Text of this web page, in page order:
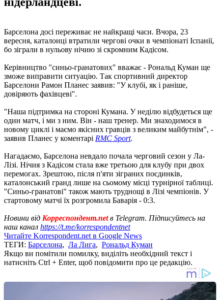
Барселона досі переживає не найкращі часи. Вчора, 23
вересня, каталонці втратили чергові очки в чемпіонаті Іспанії,
бо зіграли в нульову нічию зі скромним Кадісом.
Керівництво "синьо-гранатових" вважає - Рональд Куман ще
зможе виправити ситуацію. Так спортивний директор
Барселони Рамон Планес заявив: "У клубі, як і раніше,
довіряють фахівцеві".
"Наша підтримка на стороні Кумана. У неділю відбудеться ще
один матч, і ми з ним. Він - наш тренер. Ми знаходимося в
новому циклі і маємо якісних гравців з великим майбутнім", -
заявив Планес у коментарі RMC Sport.
Нагадаємо, Барселона невдало почала черговий сезон у Ла-
Лізі. Нічия з Кадісом стала вже третьою для клубу при двох
перемогах. Зрештою, після п'яти зіграних поєдинків,
каталонський гранд лише на сьомому місці турнірної таблиці.
"Синьо-гранатові" також мають труднощі в Лізі чемпіонів. У
стартовому матчі їх розгромила Баварія - 0:3.
Новини від Корреспондент.netв Telegram. Підписуйтесь на
наш канал https://t.me/korrespondentnet
Читайте Korrespondent.net в Google News
ТЕГИ: Барселона, Ла Лига, Рональд Куман
Якщо ви помітили помилку, виділіть необхідний текст і
натисніть Ctrl + Enter, щоб повідомити про це редакцію.